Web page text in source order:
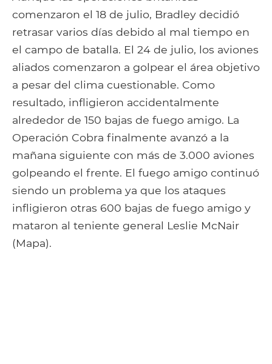
comenzaron el 18 de julio, Bradley decidió
retrasar varios días debido al mal tiempo en
el campo de batalla. El 24 de julio, los aviones
aliados comenzaron a golpear el área objetivo
a pesar del clima cuestionable. Como
resultado, infligieron accidentalmente
alrededor de 150 bajas de fuego amigo. La
Operación Cobra finalmente avanzó a la
mañana siguiente con más de 3.000 aviones
golpeando el frente. El fuego amigo continuó
siendo un problema ya que los ataques
infligieron otras 600 bajas de fuego amigo y
mataron al teniente general Leslie McNair
(Mapa).